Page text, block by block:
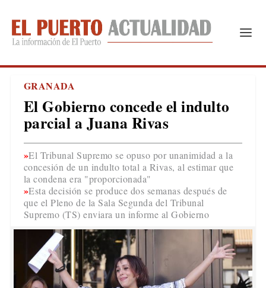
GRANADA
El Gobierno concede el indulto
parcial a Juana Rivas
El Tribunal Supremo se opuso por unanimidad a la
concesión de un indulto total a Rivas, al estimar que
la condena era "proporcionada"
Esta decisión se produce dos semanas después de
que el Pleno de la Sala Segunda del Tribunal
Supremo (TS) enviara un informe al Gobierno